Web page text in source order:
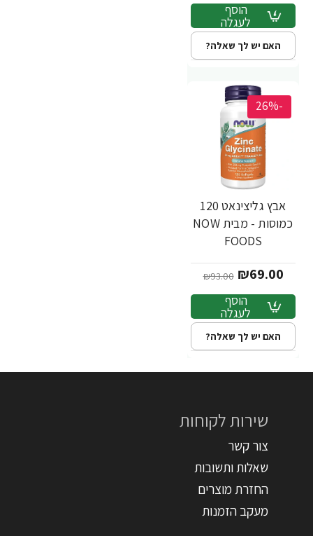
הוסף
לעגלה
האם יש לך שאלה?
-26%
אבץ גליצינאט 120
כמוסות - מבית NOW
FOODS
₪69.00
₪93.00
הוסף
לעגלה
האם יש לך שאלה?
שירות לקוחות
צור קשר
שאלות ותשובות
החזרת מוצרים
מעקב הזמנות